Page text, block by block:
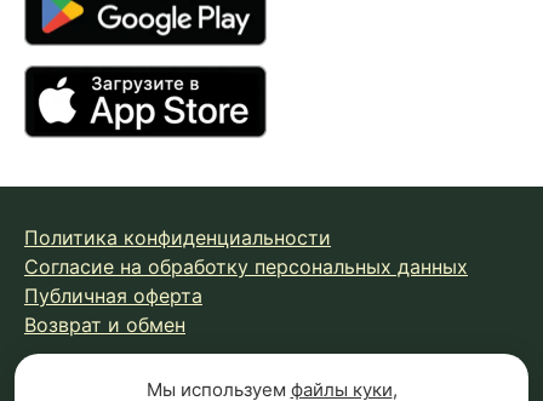
Политика конфиденциальности
Согласие на обработку персональных данных
Публичная оферта
Возврат и обмен
Мы используем файлы куки,